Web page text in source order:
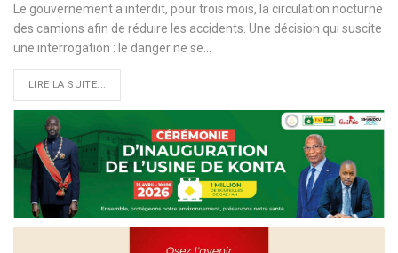
Le gouvernement a interdit, pour trois mois, la circulation nocturne
des camions afin de réduire les accidents. Une décision qui suscite
une interrogation : le danger ne se…
LIRE LA SUITE...